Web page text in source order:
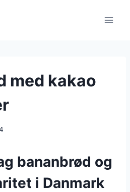
med kakao
bananbrød og
i Danmark